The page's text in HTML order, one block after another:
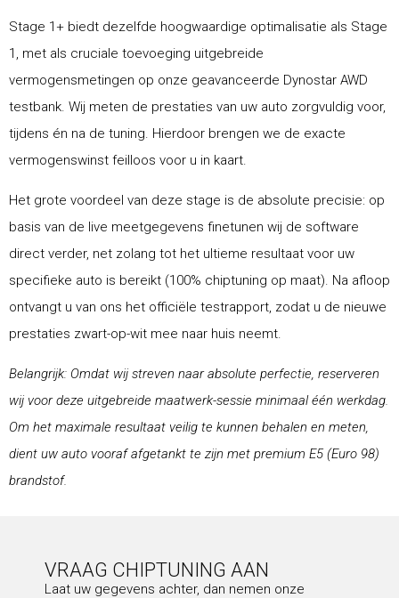
Stage 1+ biedt dezelfde hoogwaardige optimalisatie als Stage
1, met als cruciale toevoeging uitgebreide
vermogensmetingen op onze geavanceerde Dynostar AWD
testbank. Wij meten de prestaties van uw auto zorgvuldig voor,
tijdens én na de tuning. Hierdoor brengen we de exacte
vermogenswinst feilloos voor u in kaart.
Het grote voordeel van deze stage is de absolute precisie: op
basis van de live meetgegevens finetunen wij de software
direct verder, net zolang tot het ultieme resultaat voor uw
specifieke auto is bereikt (100% chiptuning op maat). Na afloop
ontvangt u van ons het officiële testrapport, zodat u de nieuwe
prestaties zwart-op-wit mee naar huis neemt.
Belangrijk: Omdat wij streven naar absolute perfectie, reserveren
wij voor deze uitgebreide maatwerk-sessie minimaal één werkdag.
Om het maximale resultaat veilig te kunnen behalen en meten,
dient uw auto vooraf afgetankt te zijn met premium E5 (Euro 98)
brandstof.
VRAAG CHIPTUNING AAN
Laat uw gegevens achter, dan nemen onze